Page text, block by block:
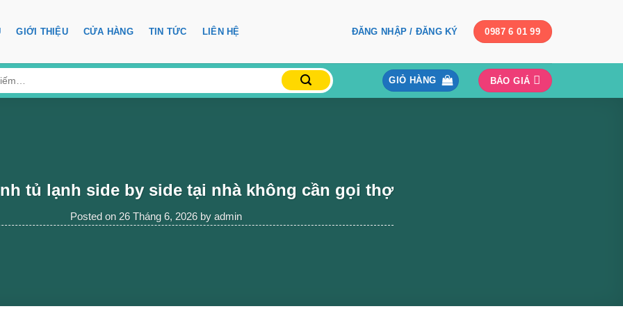
GIỚI THIỆU CỬA HÀNG TIN TỨC LIÊN HỆ ĐĂNG NHẬP / ĐĂNG KÝ 0987 6 01 99
GIỎ HÀNG BÁO GIÁ
tủ lạnh side by side tại nhà không cần gọi thợ
Posted on 26 Tháng 6, 2026by admin